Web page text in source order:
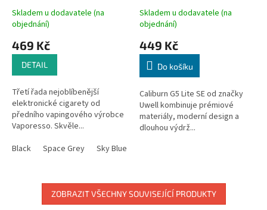
Skladem u dodavatele (na
objednání)
469 Kč
DETAIL
Třetí řada nejoblíbenější
elektronické cigarety od
předního vapingového výrobce
Vaporesso. Skvěle...
Black
Space Grey Sky Blue
Skladem u dodavatele (na
objednání)
449 Kč
Do košíku
Caliburn G5 Lite SE od značky
Uwell kombinuje prémiové
materiály, moderní design a
dlouhou výdrž...
ZOBRAZIT VŠECHNY SOUVISEJÍCÍ PRODUKTY